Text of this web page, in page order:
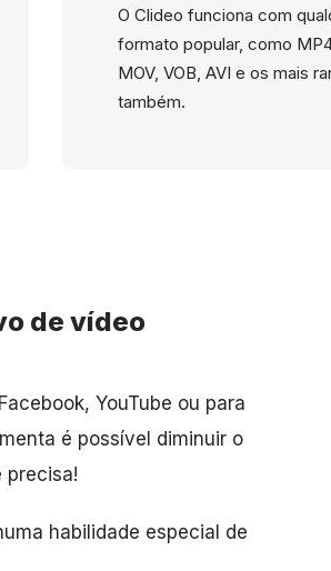
O Clideo funciona com
formato popular, como
MOV, VOB, AVI e os mais
também.
de vídeo
YouTube ou para
é possível diminuir o
precisa!
habilidade especial de